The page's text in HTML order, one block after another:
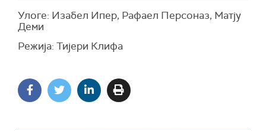
Улоге: Изабел Ипер, Рафаел Персоназ, Матју
Деми
Режија: Тијери Клифа